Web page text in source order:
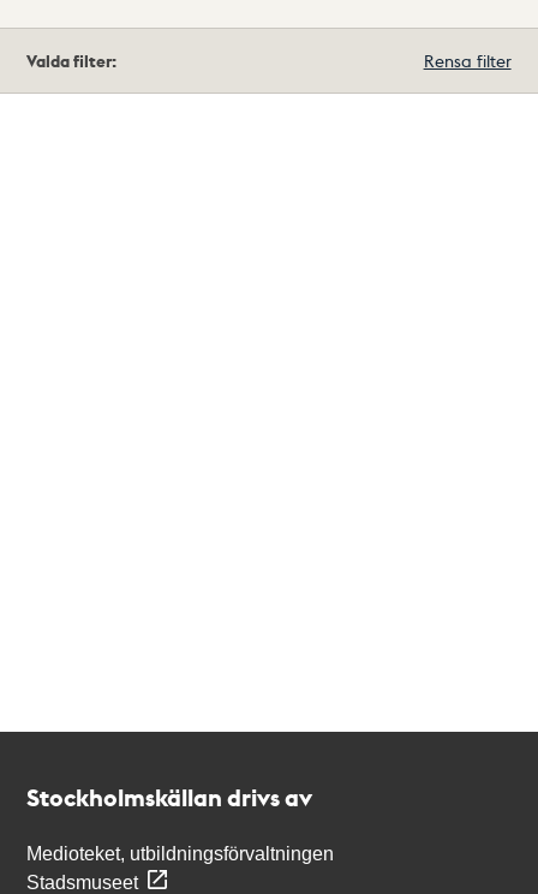
träffar
Valda filter: Rensa filter
Stockholmskällan drivs av
Medioteket, utbildningsförvaltningen
Stadsmuseet